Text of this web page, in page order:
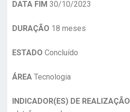
DATA FIM 30/10/2023
DURAÇÃO 18 meses
ESTADO Concluído
ÁREA Tecnologia
INDICADOR(ES) DE REALIZAÇÃO